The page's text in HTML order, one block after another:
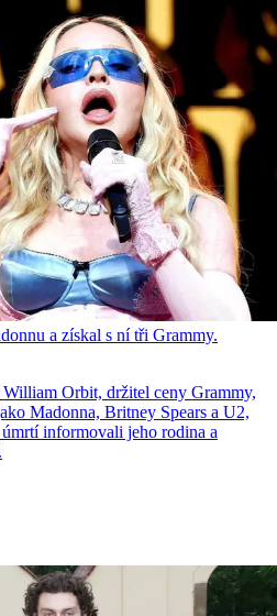
a získal s ní tři Grammy.
Orbit, držitel ceny Grammy,
Madonna, Britney Spears a U2,
informovali jeho rodina a